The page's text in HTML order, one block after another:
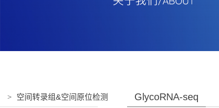
> 空间转录组&空间原位检测 GlycoRNA-seq